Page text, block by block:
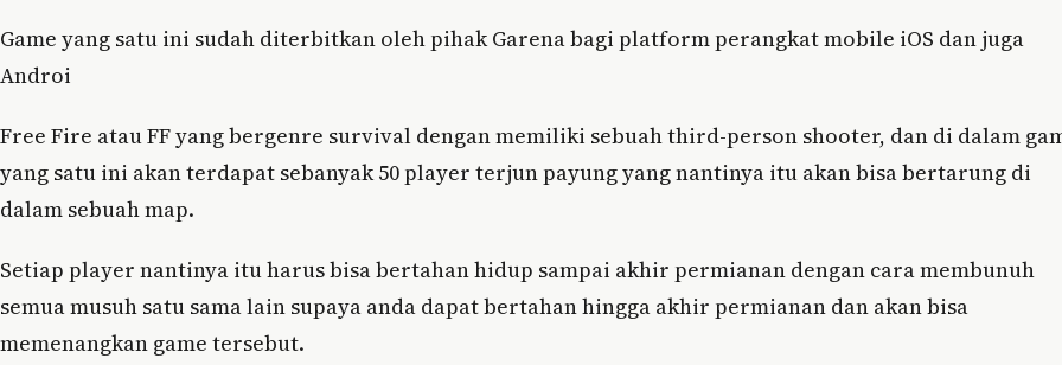
Game yang satu ini sudah diterbitkan oleh pihak Garena bagi platform perangkat mobile iOS dan juga
Androi
Free Fire atau FF yang bergenre survival dengan memiliki sebuah third-person shooter, dan di dalam
yang satu ini akan terdapat sebanyak 50 player terjun payung yang nantinya itu akan bisa bertarung di
dalam sebuah map.
Setiap player nantinya itu harus bisa bertahan hidup sampai akhir permianan dengan cara membunuh
semua musuh satu sama lain supaya anda dapat bertahan hingga akhir permianan dan akan bisa
memenangkan game tersebut.